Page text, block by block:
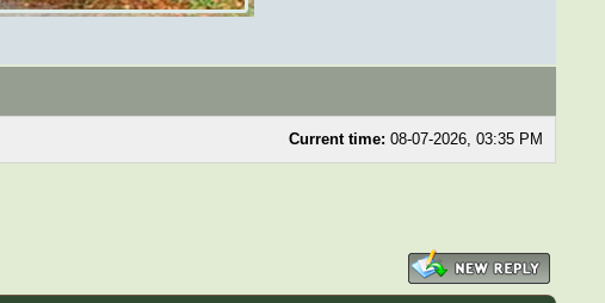
Current time: 08-07-2026, 03:35 PM